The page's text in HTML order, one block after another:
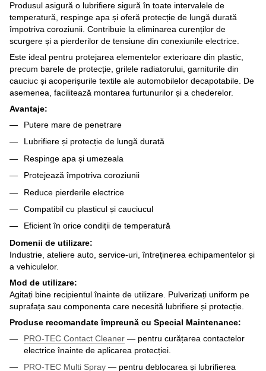
Produsul asigură o lubrifiere sigură în toate intervalele de
temperatură, respinge apa și oferă protecție de lungă durată
împotriva coroziunii. Contribuie la eliminarea curenților de
scurgere și a pierderilor de tensiune din conexiunile electrice.
Este ideal pentru protejarea elementelor exterioare din plastic,
precum barele de protecție, grilele radiatorului, garniturile din
cauciuc și acoperișurile textile ale automobilelor decapotabile. De
asemenea, facilitează montarea furtunurilor și a chederelor.
Avantaje:
Putere mare de penetrare
Lubrifiere și protecție de lungă durată
Respinge apa și umezeala
Protejează împotriva coroziunii
Reduce pierderile electrice
Compatibil cu plasticul și cauciucul
Eficient în orice condiții de temperatură
Domenii de utilizare:
Industrie, ateliere auto, service-uri, întreținerea echipamentelor și
a vehiculelor.
Mod de utilizare:
Agitați bine recipientul înainte de utilizare. Pulverizați uniform pe
suprafața sau componenta care necesită lubrifiere și protecție.
Produse recomandate împreună cu Special Maintenance:
PRO-TEC Contact Cleaner — pentru curățarea contactelor
electrice înainte de aplicarea protecției.
PRO-TEC Multi Spray — pentru deblocarea și lubrifierea